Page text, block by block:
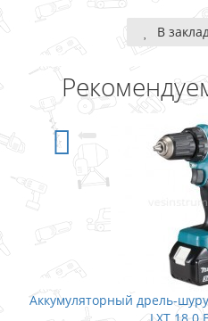
В
Аккумуляторный дрель-